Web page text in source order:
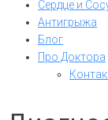
Сердце и
Антигрыжа
Блог
Про Доктора